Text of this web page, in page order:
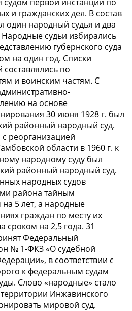
и гражданских дел. В состав
один народный судья и два
судьи избирались
губернского суда
на один год. Списки
составлялись по
и воинским частям. С
на основе
30 июня 1928 г. был
районный народный суд.
с реорганизацией
области в 1960 г. к
народному суду был
районный народный суд.
народных судов
района тайным
5 лет, а народные
граждан по месту их
сроком на 2,5 года. 31
Федеральный
№ 1-ФКЗ «О судебной
в соответствии с
к федеральным судам
Слово «народные» стало
Инжавинского
мировой суд.